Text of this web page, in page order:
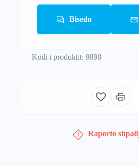
Bisedo
Kodi i produktit: 9898
Raporto